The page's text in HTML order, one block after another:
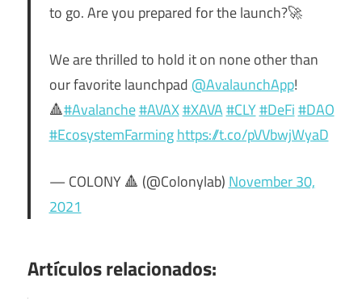
to go. Are you prepared for the launch?🚀
We are thrilled to hold it on none other than
our favorite launchpad @AvalaunchApp!
🔺#Avalanche#AVAX#XAVA#CLY#DeFi#DAO
#EcosystemFarming https://t.co/pVVbwjWyaD
— COLONY 🔺 (@Colonylab) November 30,
2021
Artículos relacionados: